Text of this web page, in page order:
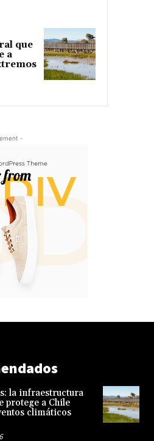
que
a
-
la infraestructura
protege a Chile
climáticos